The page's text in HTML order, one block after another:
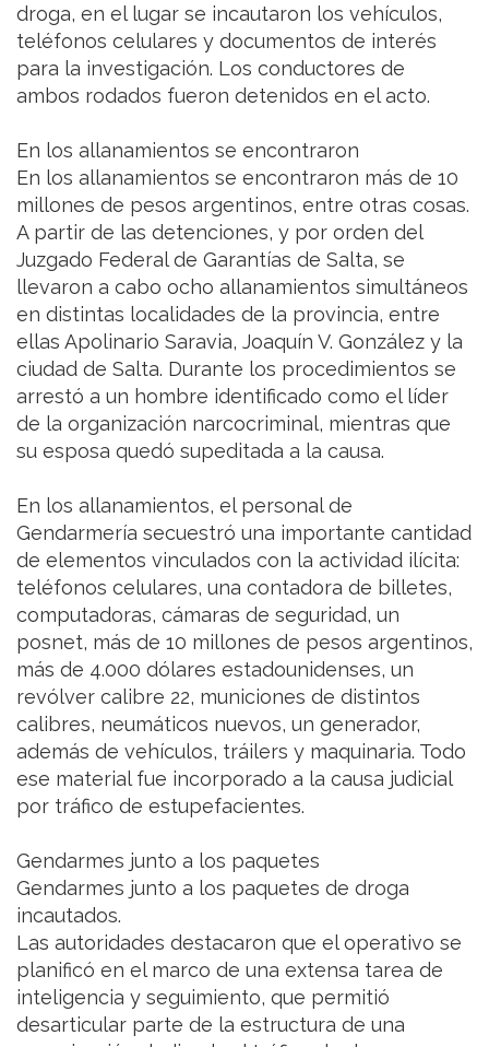
droga, en el lugar se incautaron los vehículos,
teléfonos celulares y documentos de interés
para la investigación. Los conductores de
ambos rodados fueron detenidos en el acto.
En los allanamientos se encontraron
En los allanamientos se encontraron más de 10
millones de pesos argentinos, entre otras cosas.
A partir de las detenciones, y por orden del
Juzgado Federal de Garantías de Salta, se
llevaron a cabo ocho allanamientos simultáneos
en distintas localidades de la provincia, entre
ellas Apolinario Saravia, Joaquín V. González y la
ciudad de Salta. Durante los procedimientos se
arrestó a un hombre identificado como el líder
de la organización narcocriminal, mientras que
su esposa quedó supeditada a la causa.
En los allanamientos, el personal de
Gendarmería secuestró una importante cantidad
de elementos vinculados con la actividad ilícita:
teléfonos celulares, una contadora de billetes,
computadoras, cámaras de seguridad, un
posnet, más de 10 millones de pesos argentinos,
más de 4.000 dólares estadounidenses, un
revólver calibre 22, municiones de distintos
calibres, neumáticos nuevos, un generador,
además de vehículos, tráilers y maquinaria. Todo
ese material fue incorporado a la causa judicial
por tráfico de estupefacientes.
Gendarmes junto a los paquetes
Gendarmes junto a los paquetes de droga
incautados.
Las autoridades destacaron que el operativo se
planificó en el marco de una extensa tarea de
inteligencia y seguimiento, que permitió
desarticular parte de la estructura de una